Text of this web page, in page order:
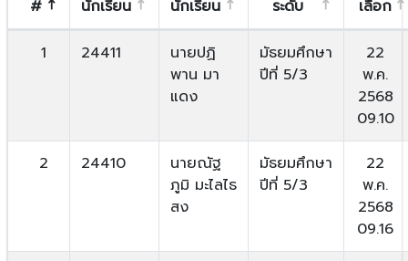
#
นักเรียน
นักเรียน
ระดับ
เลือก
1 24411
นายปฏิ
พาน มา
แดง
มัธยมศึกษา
ปีที่ 5/3
22
พ.ค.
2568
09.10
2 24410
นายณัฐ
ภูมิ มะไลไธ
สง
มัธยมศึกษา
ปีที่ 5/3
22
พ.ค.
2568
09.16